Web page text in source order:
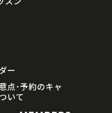
ー
点･予約のキャ
いて